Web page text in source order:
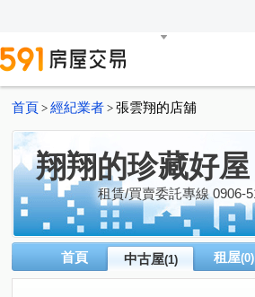
首頁 > 經紀業者 > 張雲翔的店舖
翔翔的珍藏好屋
租賃/買賣委託專線 0906-
首頁 中古屋(1) 租屋(0)